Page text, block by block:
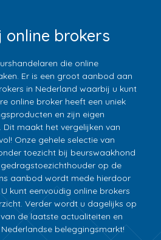
online brokers
die online
Er is een groot aanbod aan
in Nederland waarbij u kunt
online broker heeft een uniek
en zijn eigen
Dit maakt het vergelijken van
Onze gehele selectie van
toezicht bij beurswaakhond
gedragstoezichthouder op de
aanbod wordt mede hierdoor
kunt eenvoudig online brokers
Verder wordt u dagelijks op
de laatste actualiteiten en
beleggingsmarkt!